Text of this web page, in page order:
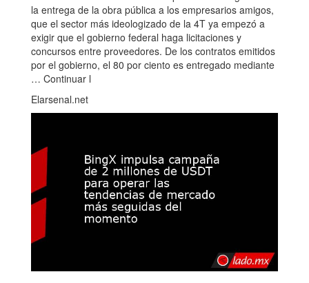
la entrega de la obra pública a los empresarios amigos,
que el sector más ideologizado de la 4T ya empezó a
exigir que el gobierno federal haga licitaciones y
concursos entre proveedores. De los contratos emitidos
por el gobierno, el 80 por ciento es entregado mediante
… Continuar l
Elarsenal.net